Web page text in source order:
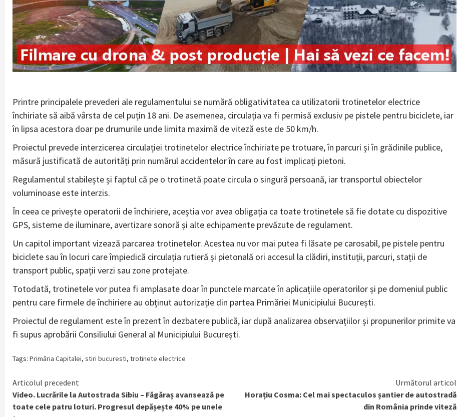
Printre principalele prevederi ale regulamentului se numără obligativitatea ca utilizatorii trotinetelor electrice
închiriate să aibă vârsta de cel puțin 18 ani. De asemenea, circulația va fi permisă exclusiv pe pistele pentru biciclete, iar
în lipsa acestora doar pe drumurile unde limita maximă de viteză este de 50 km/h.
Proiectul prevede interzicerea circulației trotinetelor electrice închiriate pe trotuare, în parcuri și în grădinile publice,
măsură justificată de autorități prin numărul accidentelor în care au fost implicați pietoni.
Regulamentul stabilește și faptul că pe o trotinetă poate circula o singură persoană, iar transportul obiectelor
voluminoase este interzis.
În ceea ce privește operatorii de închiriere, aceștia vor avea obligația ca toate trotinetele să fie dotate cu dispozitive
GPS, sisteme de iluminare, avertizare sonoră și alte echipamente prevăzute de regulament.
Un capitol important vizează parcarea trotinetelor. Acestea nu vor mai putea fi lăsate pe carosabil, pe pistele pentru
biciclete sau în locuri care împiedică circulația rutieră și pietonală ori accesul la clădiri, instituții, parcuri, stații de
transport public, spații verzi sau zone protejate.
Totodată, trotinetele vor putea fi amplasate doar în punctele marcate în aplicațiile operatorilor și pe domeniul public
pentru care firmele de închiriere au obținut autorizație din partea Primăriei Municipiului București.
Proiectul de regulament este în prezent în dezbatere publică, iar după analizarea observațiilor și propunerilor primite va
fi supus aprobării Consiliului General al Municipiului București.
Tags: Primăria Capitalei, stiri bucuresti, trotinete electrice
Continue
Reading
Articolul precedent
Video. Lucrările la Autostrada Sibiu – Făgăraș avansează pe
toate cele patru loturi. Progresul depășește 40% pe unele
Următorul articol
Horațiu Cosma: Cel mai spectaculos șantier de autostradă
din România prinde viteză